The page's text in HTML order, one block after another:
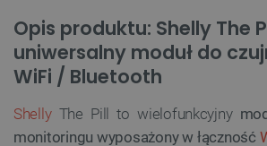
Opis produktu: Shelly The
uniwersalny moduł do
WiFi / Bluetooth
ShellyThe Pill to wielofunkcyjny
monitoringu wyposażony w łączność